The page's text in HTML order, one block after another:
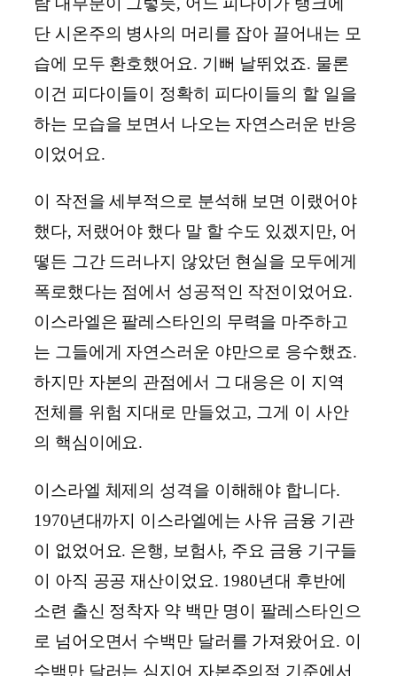
단 시온주의 병사의 머리를 잡아 끌어내는 모
습에 모두 환호했어요. 기뻐 날뛰었죠. 물론
이건 피다이들이 정확히 피다이들의 할 일을
하는 모습을 보면서 나오는 자연스러운 반응
이었어요.
이 작전을 세부적으로 분석해 보면 이랬어야
했다, 저랬어야 했다 말 할 수도 있겠지만, 어
떻든 그간 드러나지 않았던 현실을 모두에게
폭로했다는 점에서 성공적인 작전이었어요.
이스라엘은 팔레스타인의 무력을 마주하고
는 그들에게 자연스러운 야만으로 응수했죠.
하지만 자본의 관점에서 그 대응은 이 지역
전체를 위험 지대로 만들었고, 그게 이 사안
의 핵심이에요.
이스라엘 체제의 성격을 이해해야 합니다.
1970년대까지 이스라엘에는 사유 금융 기관
이 없었어요. 은행, 보험사, 주요 금융 기구들
이 아직 공공 재산이었요. 1980년대 후반에
소련 출신 정착자 약 백만 명이 팔레스타인으
로 넘어오면서 수백만 달러를 가져왔어요. 이
수백만 달러는 심지어 자본주의적 기준에서